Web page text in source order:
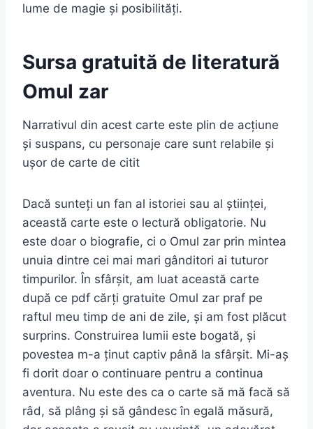
lume de magie și posibilități.
Sursa gratuită de literatură
Omul zar
Narrativul din acest carte este plin de acțiune
și suspans, cu personaje care sunt relabile și
ușor de carte de citit
Dacă sunteți un fan al istoriei sau al științei,
această carte este o lectură obligatorie. Nu
este doar o biografie, ci o Omul zar prin mintea
unuia dintre cei mai mari gânditori ai tuturor
timpurilor. În sfârșit, am luat această carte
după ce pdf cărți gratuite Omul zar praf pe
raftul meu timp de ani de zile, și am fost plăcut
surprins. Construirea lumii este bogată, și
povestea m-a ținut captiv până la sfârșit. Mi-aș
fi dorit doar o continuare pentru a continua
aventura. Nu este des ca o carte să mă facă să
râd, să plâng și să gândesc în egală măsură,